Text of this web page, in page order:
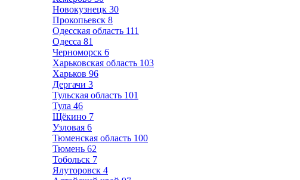
Новокузнецк 30
Прокопьевск 8
Одесская область 111
Одесса 81
Черноморск 6
Харьковская область 103
Харьков 96
Дергачи 3
Тульская область 101
Тула 46
Щёкино 7
Узловая 6
Тюменская область 100
Тюмень 62
Тобольск 7
Ялуторовск 4